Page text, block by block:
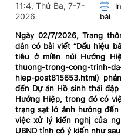
11:4, Thứ Ba, 7-7-
2026
In
bài
Ngày 02/7/2026, Trang
dân có bài viết “Dấu hiệu
tiêu ở miền núi Hướng
thuong-trong-cong-trinh-
hiep-post815653.html)
đến Dự án Hồ sinh thái
Hướng Hiệp, trong đó có
trạng sạt lở ảnh hưởng
việc xử lý kiến nghị của
UBND tỉnh có ý kiến như